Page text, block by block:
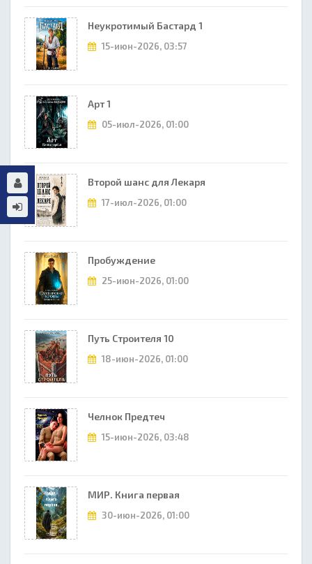
Неукротимый Бастард 1
15-июн-2026, 03:57
Арт 1
05-июл-2026, 01:00
Второй шанс для Лекаря
17-июл-2026, 01:00
Пробуждение
25-июн-2026, 01:00
Путь Строителя 10
18-июн-2026, 01:00
Челнок Предтеч
15-июн-2026, 03:48
МИР. Книга первая
30-июн-2026, 01:00